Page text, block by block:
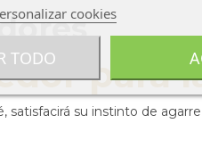
para
su instinto de
cookies
TODO